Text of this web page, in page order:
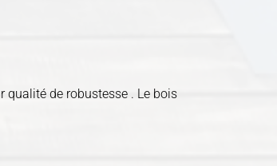
qualité de robustesse . Le bois